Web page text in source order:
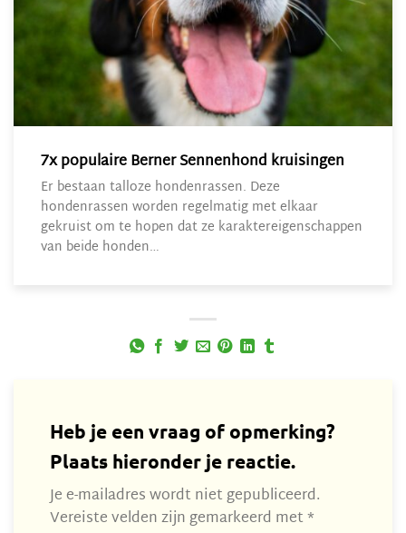
7x populaire Berner Sennenhond kruisingen
Er bestaan talloze hondenrassen. Deze
hondenrassen worden regelmatig met elkaar
gekruist om te hopen dat ze karaktereigenschappen
van beide honden…
Heb je een vraag of opmerking?
Plaats hieronder je reactie.
Je e-mailadres wordt niet gepubliceerd.
Vereiste velden zijn gemarkeerd met*